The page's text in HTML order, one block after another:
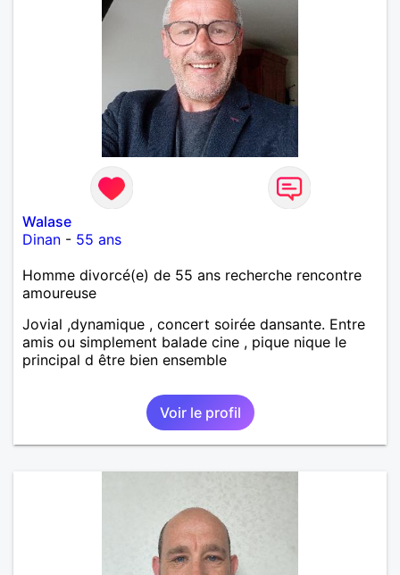
Walase
Dinan - 55 ans
Homme divorcé(e) de 55 ans recherche rencontre
amoureuse
Jovial ,dynamique , concert soirée dansante. Entre
amis ou simplement balade cine , pique nique le
principal d être bien ensemble
Voir le profil